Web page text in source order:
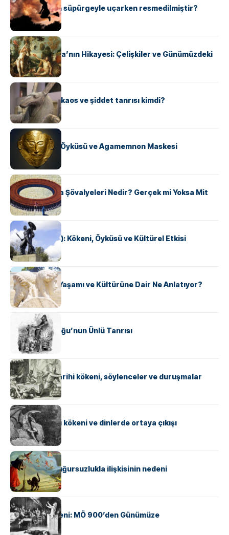
Cadılar neden süpürgeyle uçarken resmedilmiştir?
MITOLOJI
Adem ve Havva’nın Hikayesi: Çelişkiler ve Günümüzdeki
Durum
MITOLOJI
Seth: Mısır’ın kaos ve şiddet tanrısı kimdi?
MITOLOJI
Agamemnon: Öyküsü ve Agamemnon Maskesi
MITOLOJI
Yuvarlak Masa Şövalyeleri Nedir? Gerçek mi Yoksa Mit
mi?
MITOLOJI
Akhilleus (Aşil): Kökeni, Öyküsü ve Kültürel Etkisi
MITOLOJI
Janus, Roma Yaşamı ve Kültürüne Dair Ne Anlatıyor?
MITOLOJI
Baal: Yakın Doğu’nun Ünlü Tanrısı
MITOLOJI
Kurt adam: Tarihi kökeni, söylenceler ve duruşmalar
MITOLOJI
Şeytan: Tarihi kökeni ve dinlerde ortaya çıkışı
MITOLOJI
Kara kedinin uğursuzlukla ilişkisinin nedeni
MITOLOJI
Cadıların Kökeni: MÖ 900’den Günümüze